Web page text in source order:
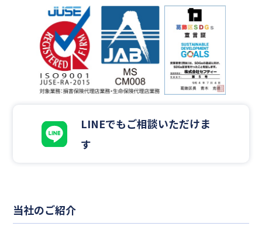
LINEでもご相談いただけま
す
当社のご紹介